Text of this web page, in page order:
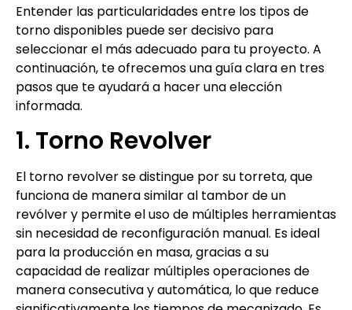
Entender las particularidades entre los tipos de
torno disponibles puede ser decisivo para
seleccionar el más adecuado para tu proyecto. A
continuación, te ofrecemos una guía clara en tres
pasos que te ayudará a hacer una elección
informada.
1. Torno Revolver
El torno revolver se distingue por su torreta, que
funciona de manera similar al tambor de un
revólver y permite el uso de múltiples herramientas
sin necesidad de reconfiguración manual. Es ideal
para la producción en masa, gracias a su
capacidad de realizar múltiples operaciones de
manera consecutiva y automática, lo que reduce